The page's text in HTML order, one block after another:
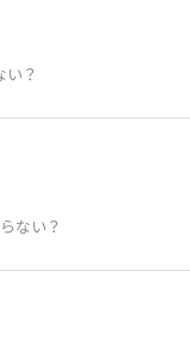
？
ない？